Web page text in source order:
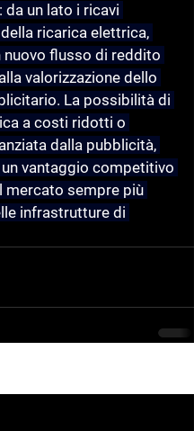
un lato i ricavi
ricarica elettrica,
nuovo flusso di reddito
valorizzazione dello
La possibilità di
a costi ridotti o
dalla pubblicità,
vantaggio competitivo
mercato sempre più
infrastrutture di